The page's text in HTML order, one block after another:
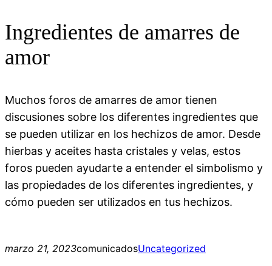
Ingredientes de amarres de
amor
Muchos foros de amarres de amor tienen
discusiones sobre los diferentes ingredientes que
se pueden utilizar en los hechizos de amor. Desde
hierbas y aceites hasta cristales y velas, estos
foros pueden ayudarte a entender el simbolismo y
las propiedades de los diferentes ingredientes, y
cómo pueden ser utilizados en tus hechizos.
marzo 21, 2023comunicadosUncategorized